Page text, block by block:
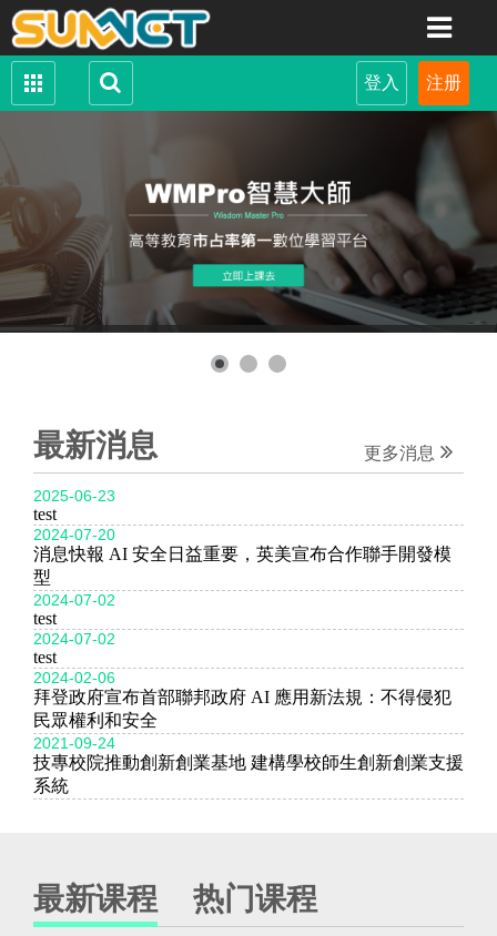
最新消息 更多消息
2025-06-23
test
2024-07-20
消息快報 AI 安全日益重要，英美宣布合作聯手開發模
型
2024-07-02
test
2024-07-02
test
2024-02-06
拜登政府宣布首部聯邦政府 AI 應用新法規：不得侵犯
民眾權利和安全
2021-09-24
技專校院推動創新創業基地 建構學校師生創新創業支援
系統
最新课程 热门课程